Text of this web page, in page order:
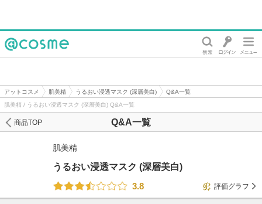
アットコスメ 肌美精 うるおい浸透マスク (深層美白)
Q&A一覧
肌美精 / うるおい浸透マスク (深層美白) Q&A一覧
Q&A一覧
商品TOP
肌美精
うるおい浸透マスク (深層美白)
3.8
評価グラフ